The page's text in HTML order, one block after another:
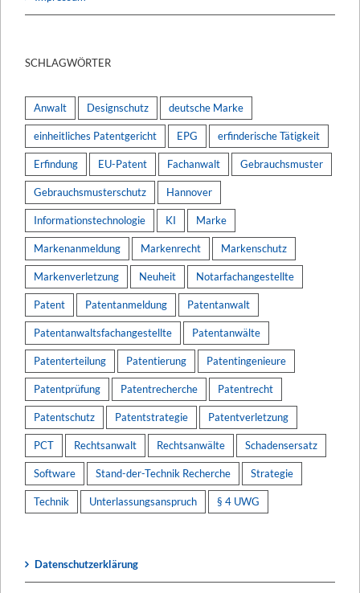
SCHLAGWÖRTER
Anwalt Designschutz deutsche Marke
einheitliches Patentgericht EPG erfinderische Tätigkeit
Erfindung EU-Patent Fachanwalt Gebrauchsmuster
Gebrauchsmusterschutz Hannover
Informationstechnologie KI Marke
Markenanmeldung Markenrecht Markenschutz
Markenverletzung Neuheit Notarfachangestellte
Patent Patentanmeldung Patentanwalt
Patentanwaltsfachangestellte Patentanwälte
Patenterteilung Patentierung Patentingenieure
Patentprüfung Patentrecherche Patentrecht
Patentschutz Patentstrategie Patentverletzung
PCT Rechtsanwalt Rechtsanwälte Schadensersatz
Software Stand-der-Technik Recherche Strategie
Technik Unterlassungsanspruch § 4 UWG
Datenschutzerklärung